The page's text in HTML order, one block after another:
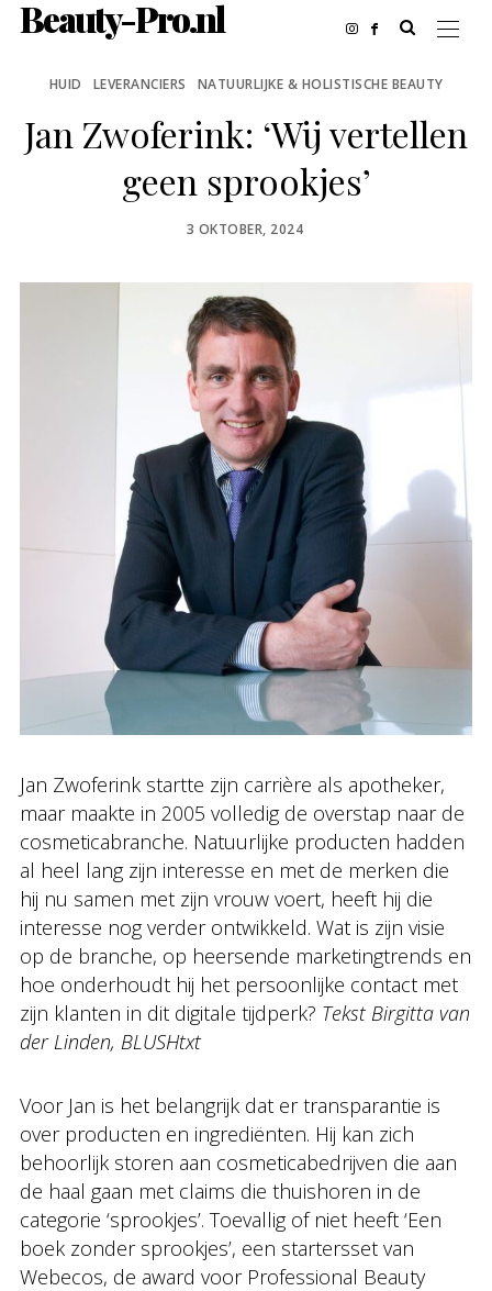
Beauty-Pro.nl
HUID LEVERANCIERS NATUURLIJKE & HOLISTISCHE BEAUTY
Jan Zwoferink: ‘Wij vertellen
geen sprookjes’
POSTED
3 OKTOBER, 2024
Jan Zwoferink startte zijn carrière als apotheker,
maar maakte in 2005 volledig de overstap naar de
cosmeticabranche. Natuurlijke producten hadden
al heel lang zijn interesse en met de merken die
hij nu samen met zijn vrouw voert, heeft hij die
interesse nog verder ontwikkeld. Wat is zijn visie
op de branche, op heersende marketingtrends en
hoe onderhoudt hij het persoonlijke contact met
zijn klanten in dit digitale tijdperk? Tekst Birgitta van
der Linden, BLUSHtxt
Voor Jan is het belangrijk dat er transparantie is
over producten en ingrediënten. Hij kan zich
behoorlijk storen aan cosmeticabedrijven die aan
de haal gaan met claims die thuishoren in de
categorie ‘sprookjes’. Toevallig of niet heeft ‘Een
boek zonder sprookjes’, een startersset van
Webecos, de award voor Professional Beauty